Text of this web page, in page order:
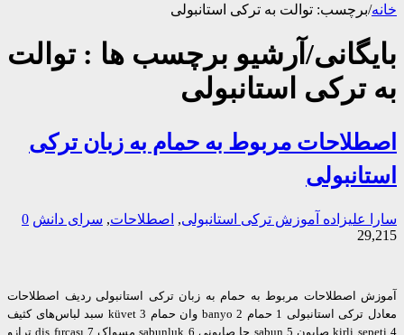
برچسب:توالت به ترکی استانبولی
آرشیو برچسب ها :توالت
ترکی استانبولی
مربوط به حمام به زبان ترکی
علیزادهآموزش ترکی استانبولی,اصطلاحات,سرای دانش 0
اصطلاحات مربوط به حمام به زبان ترکی استانبولی ردیف اصطلاحات
معادل ترکی استانبولی 1 حمام banyo 2 وان حمام küvet 3 سبد لباس‌های کثیف
kirli sepeti 4 صابون sabun 5 جا صابونی sabunluk 6 مسواک diş fırçası 7 ترازو